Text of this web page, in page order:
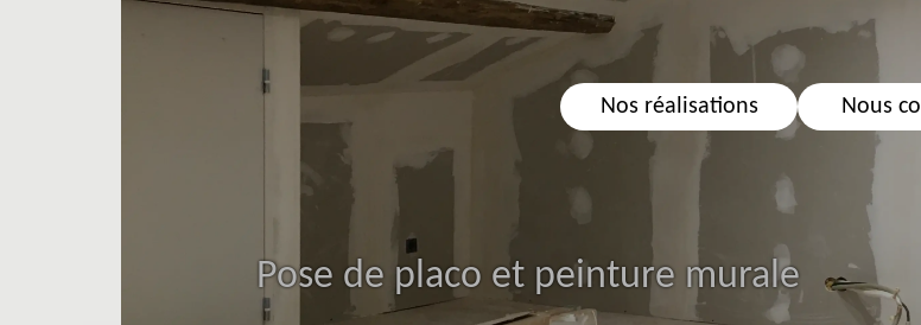
Nos réalisations Nous
Pose de placo et peinture murale